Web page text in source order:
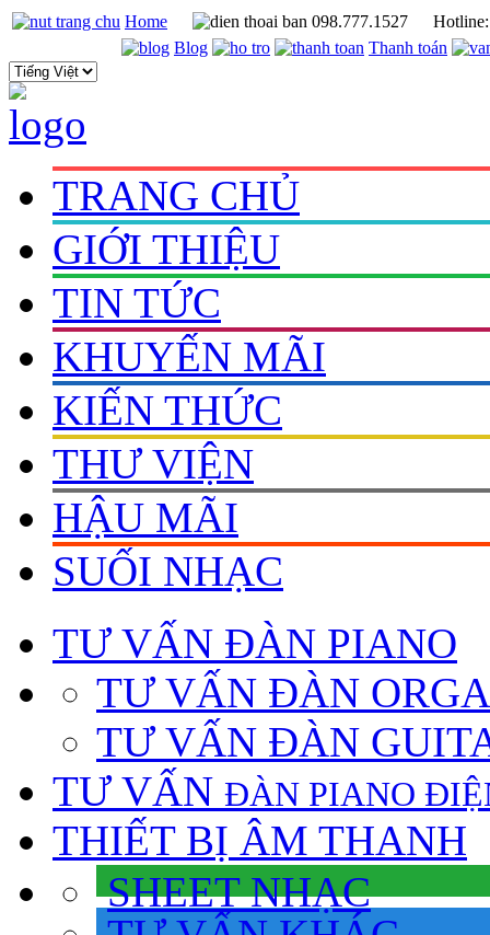
Home 098.777.1527
Blog
Thanh toán
TRANG CHỦ
GIỚI THIỆU
TIN TỨC
KHUYẾN MÃI
KIẾN THỨC
THƯ VIỆN
HẬU MÃI
SUỐI NHẠC
TƯ VẤN ĐÀN PIANO
TƯ VẤN ÐÀN
TƯ VẤN ÐÀN
TƯ VẤN ÐÀN PIANO
THIẾT BỊ ÂM THANH
SHEET NHẠC